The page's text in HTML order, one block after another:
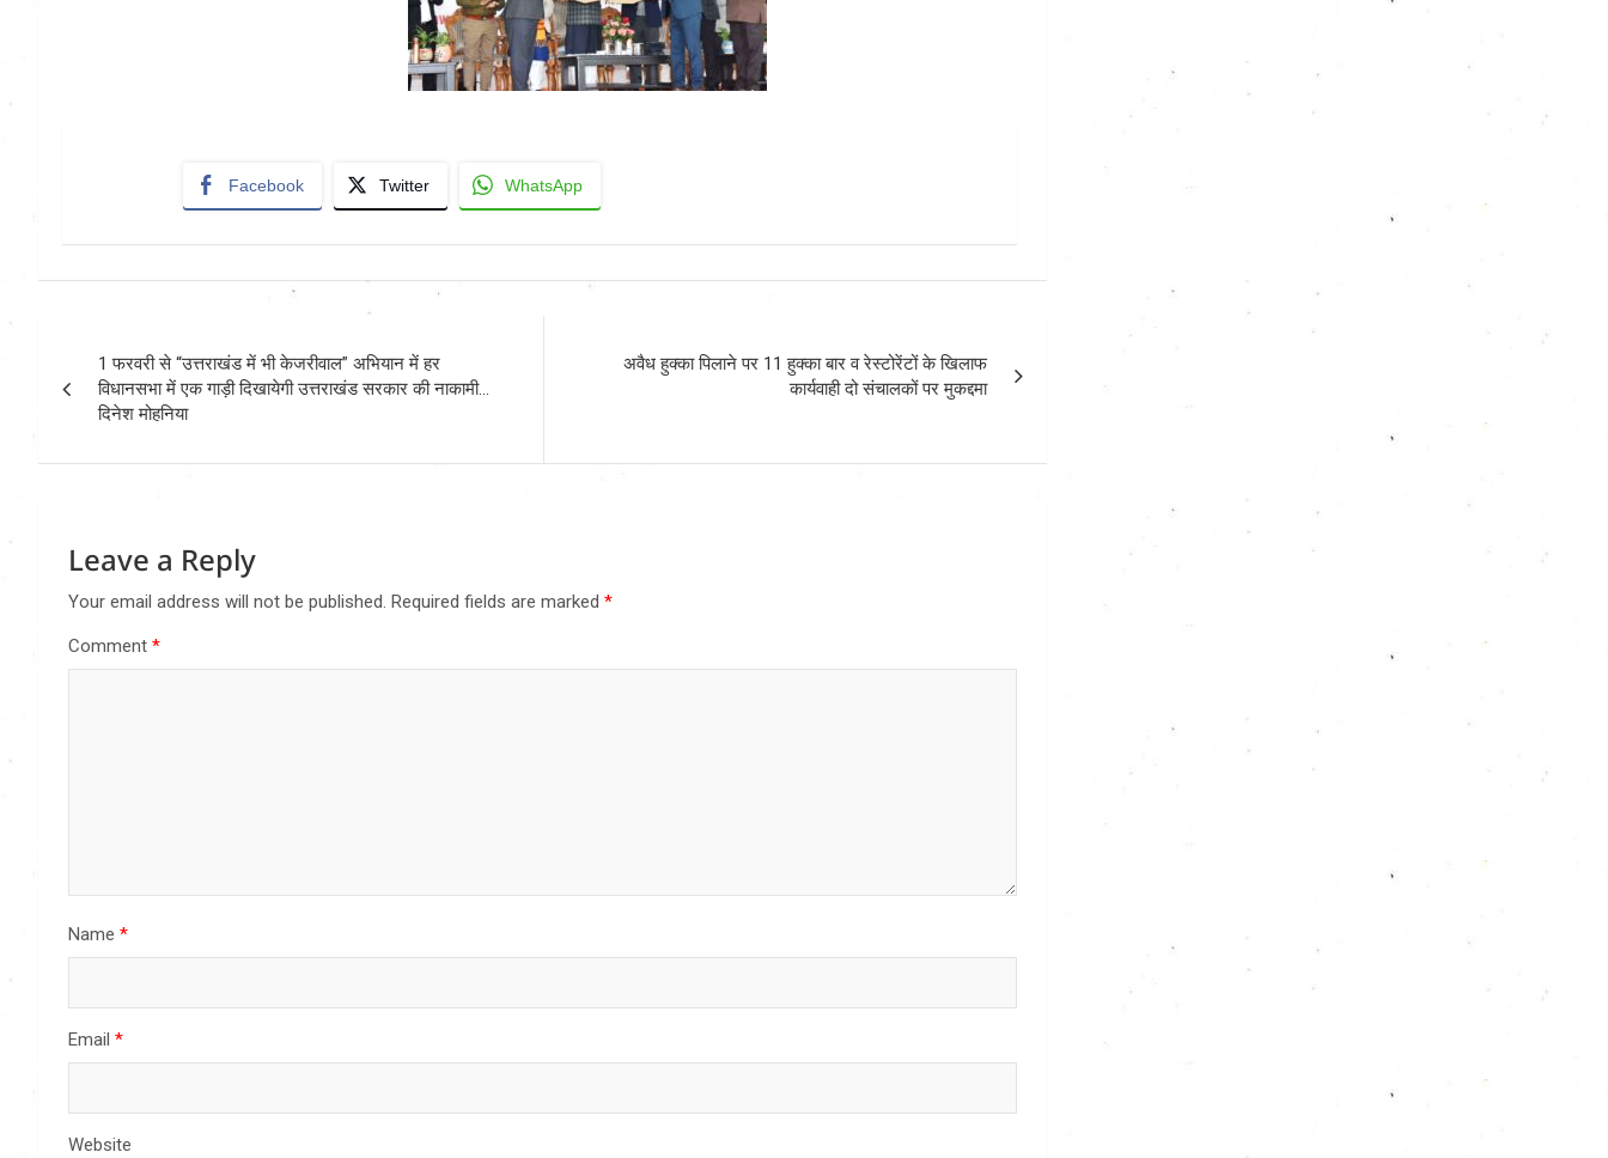
Facebook Twitter WhatsApp
navigation
1 फरवरी से “उत्तराखंड में भी केजरीवाल” अभियान में हर
विधानसभा में एक गाड़ी दिखायेगी उत्तराखंड सरकार की नाकामी…
दिनेश मोहनिया
अवैध हुक्का पिलाने पर 11 हुक्का बार व रेस्टोरेंटों के खिलाफ
कार्यवाही दो संचालकों पर मुकद्दमा
Leave a Reply
Your email address will not be published. Required fields are marked *
Comment *
Name *
Email *
Website